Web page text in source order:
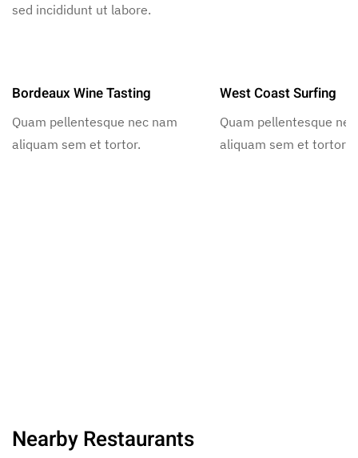
sed incididunt ut labore.
Bordeaux Wine Tasting
Quam pellentesque nec nam
aliquam sem et tortor.
West Coast Surfing
Quam pellentesque
aliquam sem et tortor.
Nearby Restaurants